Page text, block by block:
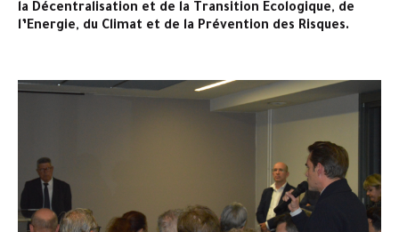
la Décentralisation et de la Transition Ecologique, de
l’Energie, du Climat et de la Prévention des Risques.